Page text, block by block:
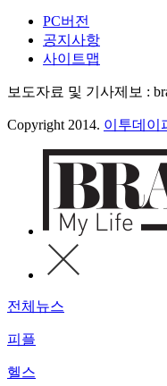
PC버전
공지사항
사이트맵
보도자료 및 기사제보 :
Copyright 2014. 이투데이
전체뉴스
피플
헬스